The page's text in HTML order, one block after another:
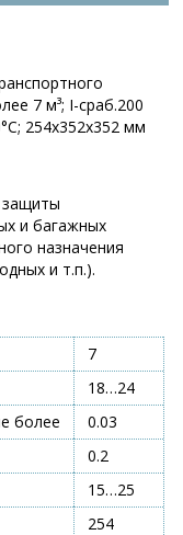
7 м³; I-сраб.200
254х352х352 мм
и багажных
назначения
и т.п.).
7
18…24
более
0.03
0.2
15…25
254